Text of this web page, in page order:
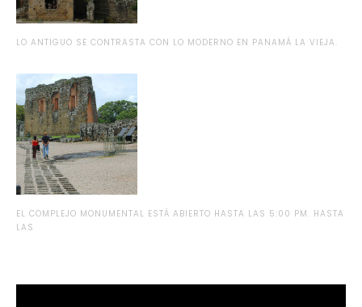
LO ANTIGUO SE CONTRASTA CON LO MODERNO EN PANAMÁ LA VIEJA.
EL COMPLEJO MONUMENTAL ESTÁ ABIERTO HASTA LAS 5:00 PM. HASTA
LAS